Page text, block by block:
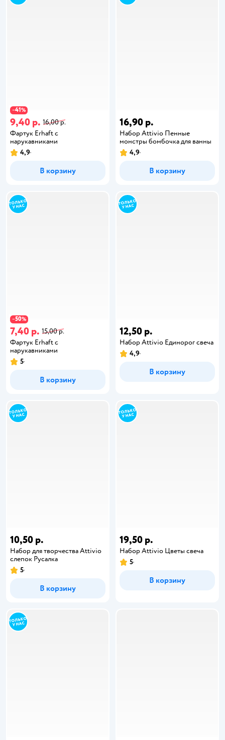
−41%
9,40 р. 16,00 р.
Фартук Erhaft с
нарукавниками
4,9
В корзину
16,90 р.
Набор Attivio Пенные
монстры бомбочка для ванны
4,9
В корзину
−50%
7,40 р. 15,00 р.
Фартук Erhaft с
нарукавниками
5
В корзину
12,50 р.
Набор Attivio Единорог свеча
4,9
В корзину
10,50 р.
Набор для творчества Attivio
слепок Русалка
5
В корзину
19,50 р.
Набор Attivio Цветы свеча
5
В корзину